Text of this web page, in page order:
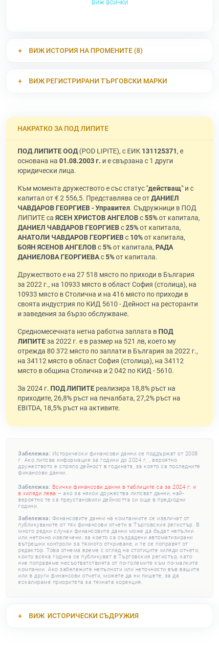
виж всички
ВИЖ ИСТОРИЯ НА ПРОМЕНИТЕ (8)
ВИЖ РЕГИСТРИРАНИ ТЪРГОВСКИ МАРКИ
НАКРАТКО ЗА ПОД ЛИПИТЕ
ПОД ЛИПИТЕ ООД(POD LIPITE), с ЕИК 131125371, е
основана на 01.08.2003 г. и е свързана с 1 други
юридически лица.
Към момента дружеството е със статус "действащ" и с
капитал от € 2 556,5. Представлява се отДАНИЕЛ
ЧАВДАРОВ ГЕОРГИЕВ - Управител. Съдружници в ПОД
ЛИПИТЕ са ЯСЕН ХРИСТОВ АНГЕЛОВс55%от капитала,
ДАНИЕЛ ЧАВДАРОВ ГЕОРГИЕВс25%от капитала,
АНАТОЛИ ЧАВДАРОВ ГЕОРГИЕВс 10%от капитала,
БОЯН ЯСЕНОВ АНГЕЛОВс5%от капитала, РАДА
ДАНИЕЛОВА ГЕОРГИЕВАс5%от капитала.
Дружеството е на 27 518 място по приходи в България
за 2022 г., на 10933 място в област София (столица), на
10933 място в Столична и на 416 място по приходи в
своята индустрия по КИД 5610 - Дейност на ресторанти
и заведения за бързо обслужване.
Средномесечната нетна работна заплата в ПОД
ЛИПИТЕза 2022 г. е в размер на 521 лв, което му
отрежда 80 372 място по заплати в България за 2022 г.,
на 34112 място в област София (столица), на 34112
място в община Столична и 2 042 по КИД - 5610.
За 2024 г. ПОД ЛИПИТЕ реализира 18,8% ръст на
приходите, 26,8% ръст на печалбата, 27,2% ръст на
EBITDA, 18,5% ръст на активите.
Забележка: Исторически финансови данни се поддържат от 2008
г. Ако липсва информация за години до 2024 г. , вероятно
дружеството е спряло дейност в годината, за която са последните
финансови данни.
Забележка: Всички финансови данни в таблиците са за 2024 г. и
в хиляди лева – ако за някои дружества липсват данни, най-
вероятно те са преустановили дейността си още в предходни
години.
Забележка: Финансовите данни на компаниите се извличат от
публикуваните от тях финансови отчети в Търговския регистър. В
много редки случаи финансовите данни може да бъдат непълни
или неточно извлечени, за което са създадени автоматизирани
вътрешни контроли за тяхното откриване, и те се поправят от
редактор. Това отнема време с оглед на стотиците хиляди отчети,
които всяка година се публикуват в Търговския регистър, като
ние поправяме несъответствията от по-големите към по-малките
компании. Ако забележите непълноти или неточности във вашите
или в други финансови отчети, можете да ни пишете, за да
ескалираме приоритета за тяхната корекция.
ВИЖ ИСТОРИЧЕСКИ СЪДРУЖИЯ